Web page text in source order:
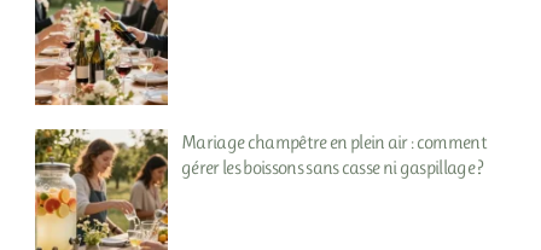
Mariage champêtre en plein air : comment
gérer les boissons sans casse ni gaspillage ?